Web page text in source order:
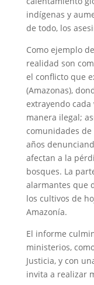
indígenas y
de todo, los
Como ejemplo
realidad son
el conflicto que
(Amazonas),
extrayendo
manera ilegal;
comunidades de
años
afectan a la
bosques. La
alarmantes que
los cultivos de
Amazonía.
El informe
ministerios,
Justicia, y con
invita a realizar